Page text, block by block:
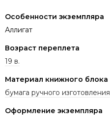
Особенности экземпляра
Аллигат
Возраст переплета
19 в.
Материал книжного блока
бумага ручного изготовления
Оформление экземпляра